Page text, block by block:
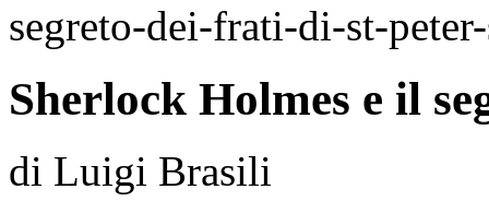
segreto-dei-frati-di-st-
Sherlock Holmes e il
di Luigi Brasili